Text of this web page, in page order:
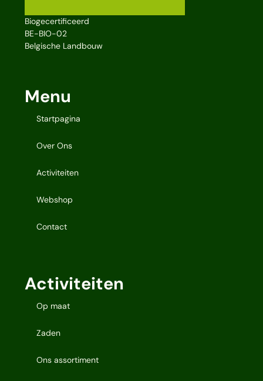
Menu
Startpagina
Over Ons
Activiteiten
Webshop
Contact
Activiteiten
Op maat
Zaden
Ons assortiment
Biogecertificeerd
BE-BIO-02
Belgische Landbouw